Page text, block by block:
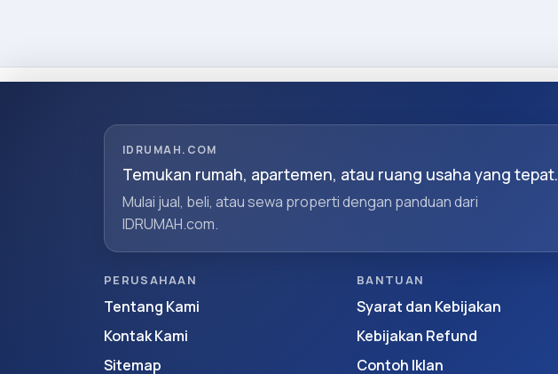
IDRUMAH.COM
Temukan rumah, apartemen, atau ruang usaha yang tepat.
Mulai jual, beli, atau sewa properti dengan panduan dari
IDRUMAH.com.
PERUSAHAAN
Tentang Kami
Kontak Kami
Sitemap
BANTUAN
Syarat dan Kebijakan
Kebijakan Refund
Contoh Iklan